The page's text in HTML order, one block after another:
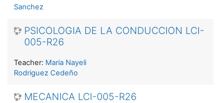
Sanchez
PSICOLOGIA DE LA CONDUCCION LCI-
005-R26
Teacher: Maria Nayeli
Rodriguez Cedeño
MECANICA LCI-005-R26